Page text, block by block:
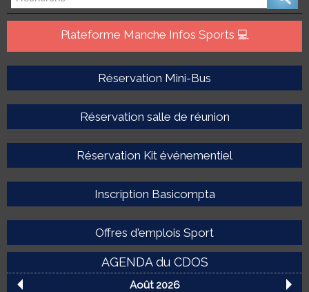
Plateforme Manche Infos Sports 💻
Réservation Mini-Bus
Réservation salle de réunion
Réservation Kit événementiel
Inscription Basicompta
Offres d'emplois Sport
AGENDA du CDOS
Août 2026